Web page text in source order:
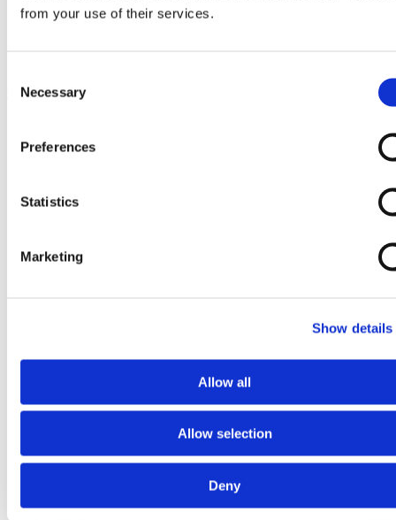
from your use of their services.
Selection
Necessary
Preferences
Statistics
Marketing
Show details
Allow all
Allow selection
Deny
Home
Ga naar het einde van de afbeeldingen-gallerij